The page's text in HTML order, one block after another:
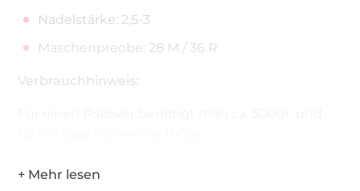
Nadelstärke: 2,5-3
Maschenpreobe: 28 M / 36 R
Verbrauchhinweis: